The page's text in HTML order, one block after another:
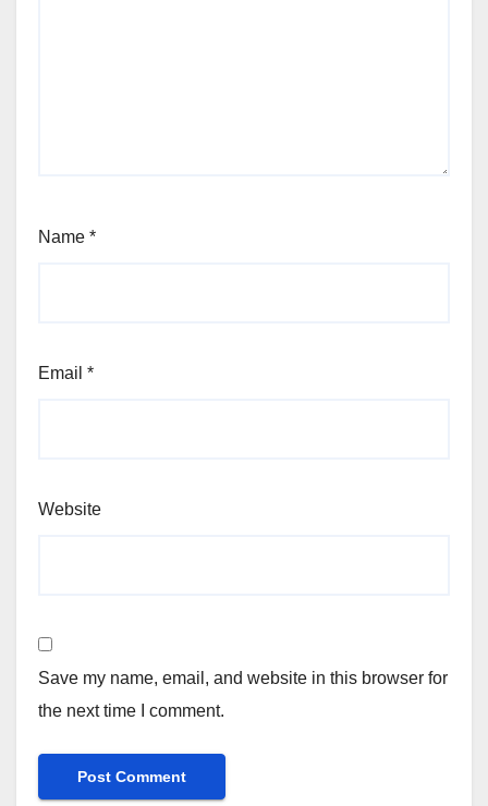
Name *
Email *
Website
Save my name, email, and website in this browser for
the next time I comment.